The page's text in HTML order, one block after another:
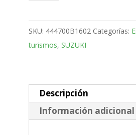
Todo
Terreno
Bola
semiautomatica
de
2005-
SKU: 444700B1602 Categorías:
turismos, SUZUKI
Descripción
Información adicional